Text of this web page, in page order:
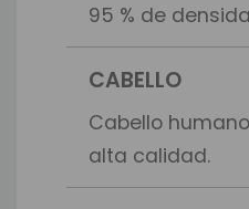
95 % de
CABELLO
Cabello
alta calidad.